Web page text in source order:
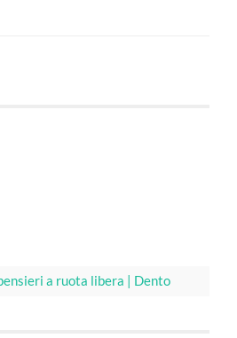
a ruota libera | Dento